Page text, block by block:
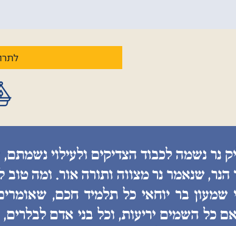
נר נשמה לכבוד הצדיקים ולעילוי
שנאמר נר מצווה ותורה אור. ומה
שמעון בר יוחאי כל תלמיד חכם,
כל השמים יריעות, וכל בני אדם לבלרים,